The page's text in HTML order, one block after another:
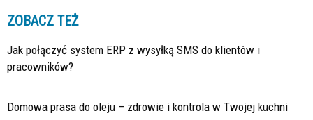
ZOBACZ TEŻ
Jak połączyć system ERP z wysyłką SMS do klientów i
pracowników?
Domowa prasa do oleju – zdrowie i kontrola w Twojej kuchni